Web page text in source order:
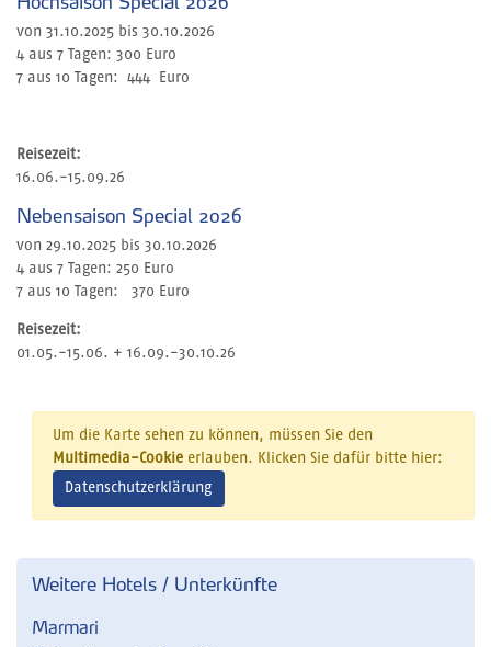
von 31.10.2025 bis 30.10.2026
4 aus 7 Tagen: 300 Euro
7 aus 10 Tagen: 444 Euro
Reisezeit:
16.06.-15.09.26
Nebensaison Special 2026
von 29.10.2025 bis 30.10.2026
4 aus 7 Tagen: 250 Euro
7 aus 10 Tagen: 370 Euro
Reisezeit:
01.05.-15.06. + 16.09.-30.10.26
Um die Karte sehen zu können, müssen Sie den
Multimedia-Cookieerlauben. Klicken Sie dafür bitte hier:
Datenschutzerklärung
Weitere Hotels / Unterkünfte
Marmari